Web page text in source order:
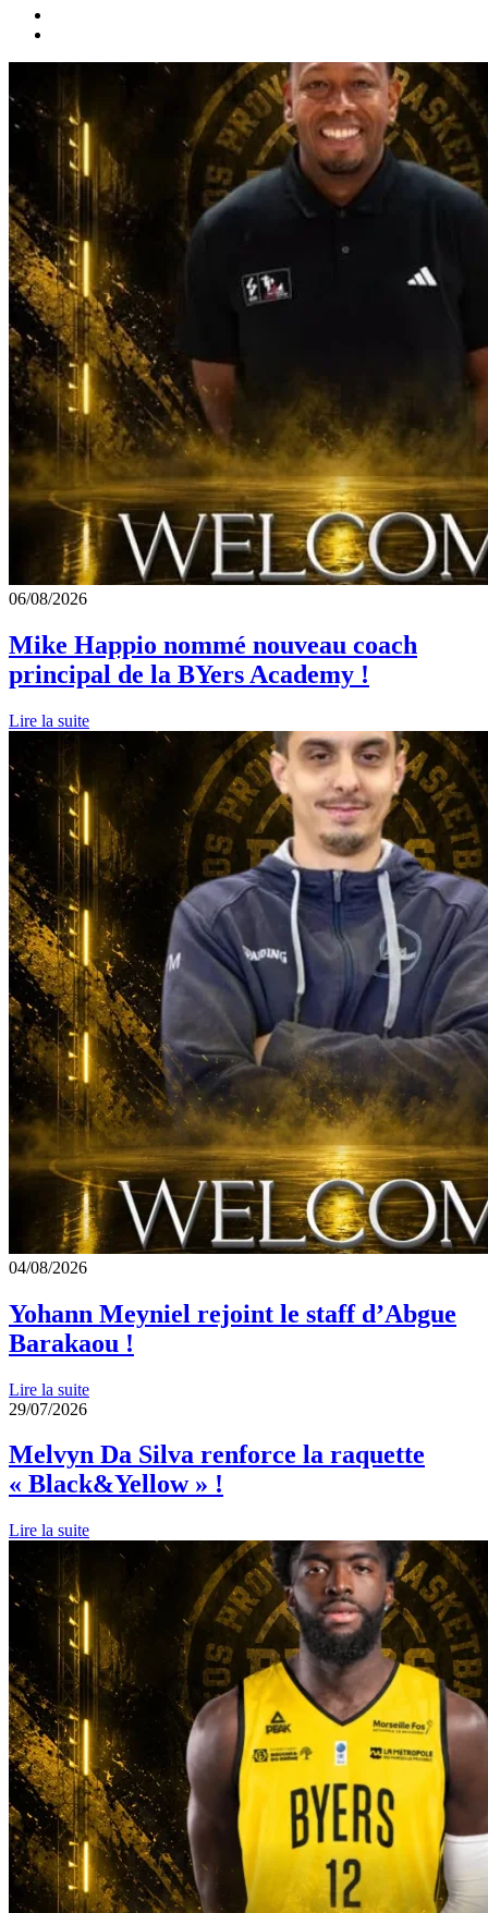
06/08/2026
Mike Happio nommé nouveau coach
principal de la BYers Academy !
Lire la suite
04/08/2026
Yohann Meyniel rejoint le staff d’Abgue
Barakaou !
Lire la suite
29/07/2026
Melvyn Da Silva renforce la raquette
« Black&Yellow » !
Lire la suite